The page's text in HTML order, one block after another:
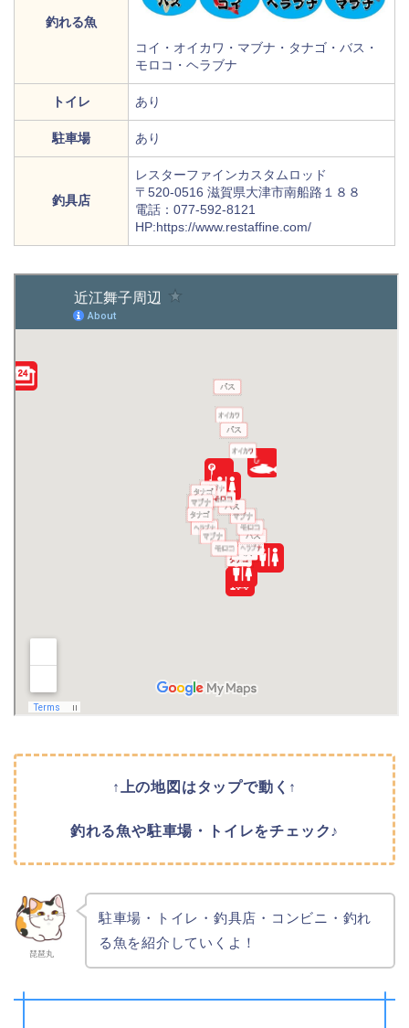
釣れる魚
コイ・オイカワ・マブナ・タナゴ・バス・
モロコ・ヘラブナ
トイレ あり
駐車場 あり
釣具店
レスターファインカスタムロッド
〒520-0516 滋賀県大津市南船路１８８
電話：077-592-8121
HP:https://www.restaffine.com/
↑上の地図はタップで動く↑
釣れる魚や駐車場・トイレをチェック♪
琵琶丸
駐車場・トイレ・釣具店・コンビニ・釣れ
る魚を紹介していくよ！